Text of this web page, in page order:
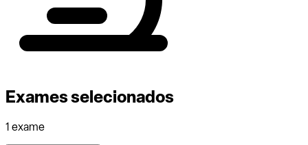
Exames selecionados
1 exame